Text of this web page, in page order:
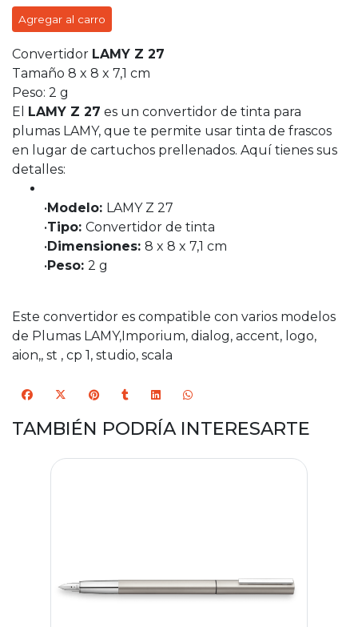
Agregar al carro
Convertidor LAMY Z 27
Tamaño 8 x 8 x 7,1 cm
Peso: 2 g
El
LAMY Z 27 es un convertidor de tinta para
plumas LAMY, que te permite usar tinta de frascos
en lugar de cartuchos prellenados. Aquí tienes sus
detalles:
• Modelo: LAMY Z 27
•Tipo: Convertidor de tinta
• Dimensiones: 8 x 8 x 7,1 cm
• Peso: 2 g
Este convertidor es compatible con varios modelos
de Plumas LAMY,Imporium, dialog, accent, logo,
aion,, st , cp 1, studio, scala
TAMBIÉN PODRÍA INTERESARTE